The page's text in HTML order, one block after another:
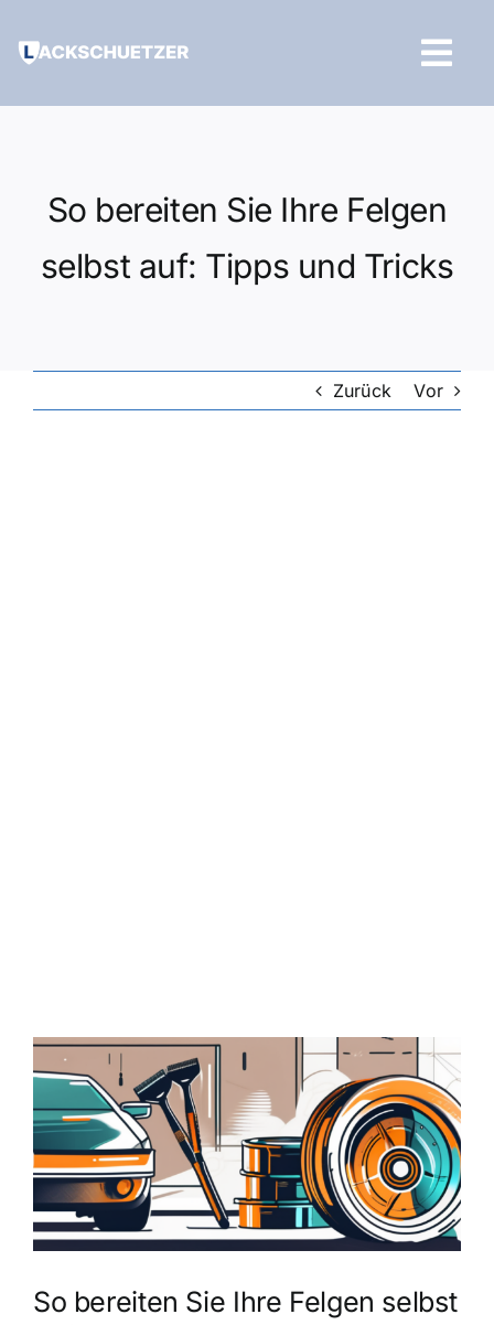
Inhalt
So bereiten Sie Ihre Felgen
selbst auf: Tipps und Tricks
Zurück Vor
Zeige
grösseres
Bild
So bereiten Sie Ihre Felgen selbst